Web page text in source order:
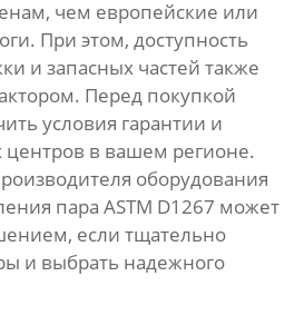
чем европейские или
При этом, доступность
и запасных частей также
Перед покупкой
условия гарантии и
в вашем регионе.
оборудования
пара ASTM D1267 может
если тщательно
и выбрать надежного